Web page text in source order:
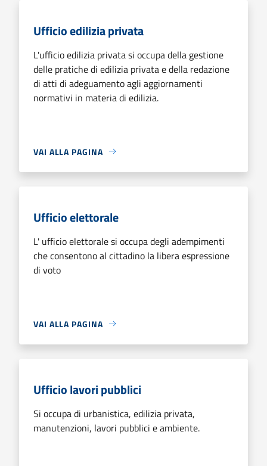
Ufficio edilizia privata
L'ufficio edilizia privata si occupa della gestione
delle pratiche di edilizia privata e della redazione
di atti di adeguamento agli aggiornamenti
normativi in materia di edilizia.
VAI ALLA PAGINA
Ufficio elettorale
L' ufficio elettorale si occupa degli adempimenti
che consentono al cittadino la libera espressione
di voto
VAI ALLA PAGINA
Ufficio lavori pubblici
Si occupa di urbanistica, edilizia privata,
manutenzioni, lavori pubblici e ambiente.